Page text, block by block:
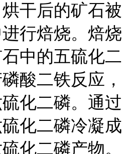
干后的矿石被
行焙烧。焙烧
中的五硫化二
酸二铁反应，
化二磷。通过
化二磷冷凝成
化二磷产物。